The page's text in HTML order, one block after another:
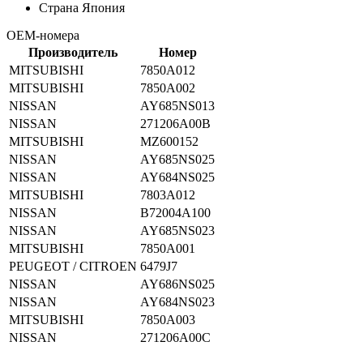
Страна Япония
OEM-номера
Производитель
Номер
MITSUBISHI
7850A012
MITSUBISHI
7850A002
NISSAN
AY685NS013
NISSAN
271206A00B
MITSUBISHI
MZ600152
NISSAN
AY685NS025
NISSAN
AY684NS025
MITSUBISHI
7803A012
NISSAN
B72004A100
NISSAN
AY685NS023
MITSUBISHI
7850A001
PEUGEOT / CITROEN 6479J7
NISSAN
AY686NS025
NISSAN
AY684NS023
MITSUBISHI
7850A003
NISSAN
271206A00C